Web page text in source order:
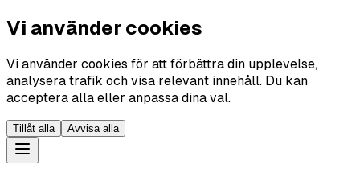
Vi använder cookies
Vi använder cookies för att förbättra din upplevelse,
analysera trafik och visa relevant innehåll. Du kan
acceptera alla eller anpassa dina val.
Tillåt alla Avvisa alla